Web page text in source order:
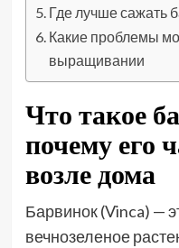
Где лучше сажать
Какие проблемы
выращивании
Что такое
почему его
возле дома
Барвинок (Vinca) —
вечнозеленое